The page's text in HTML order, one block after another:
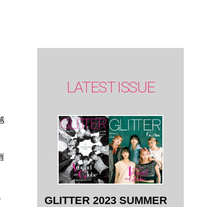
LATEST ISSUE
GLITTER 2023 SUMMER